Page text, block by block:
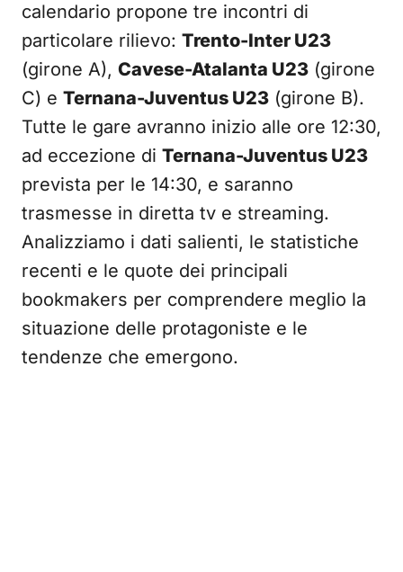
calendario propone tre incontri di
particolare rilievo: Trento-Inter U23
(girone A), Cavese-Atalanta U23 (girone
C) e Ternana-Juventus U23 (girone B).
Tutte le gare avranno inizio alle ore 12:30,
ad eccezione di Ternana-Juventus U23
prevista per le 14:30, e saranno
trasmesse in diretta tv e streaming.
Analizziamo i dati salienti, le statistiche
recenti e le quote dei principali
bookmakers per comprendere meglio la
situazione delle protagoniste e le
tendenze che emergono.